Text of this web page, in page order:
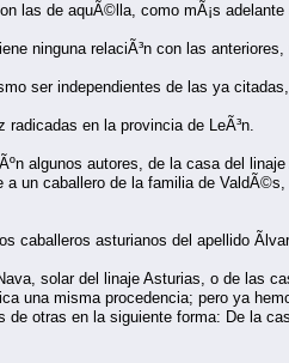
las de aquÃ©lla, como mÃ¡s adelante
ninguna relaciÃ³n con las
ser independientes de las ya
en la provincia de LeÃ³n.
algunos autores, de la casa del
un caballero de la familia de
caballeros asturianos del apellido
solar del linaje Asturias, o de las
una misma procedencia; pero ya
otras en la siguiente forma: De la